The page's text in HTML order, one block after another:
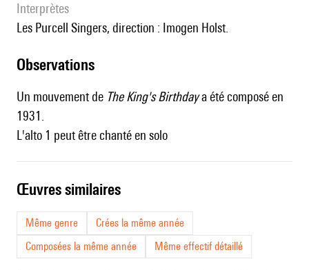
interprètes
les Purcell Singers, direction : Imogen Holst.
observations
Un mouvement de The King's Birthdaya été composé en
1931.
L'alto 1 peut être chanté en solo
œuvres similaires
Même genre
Crées la même année
Composées la même année
Même effectif détaillé